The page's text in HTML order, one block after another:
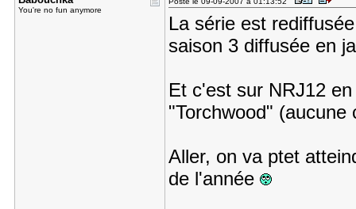
You're no fun anymore
La série est
saison 3 diffusée en
Et c'est sur NRJ12
"Torchwood"
Aller, on va ptet
de l'année